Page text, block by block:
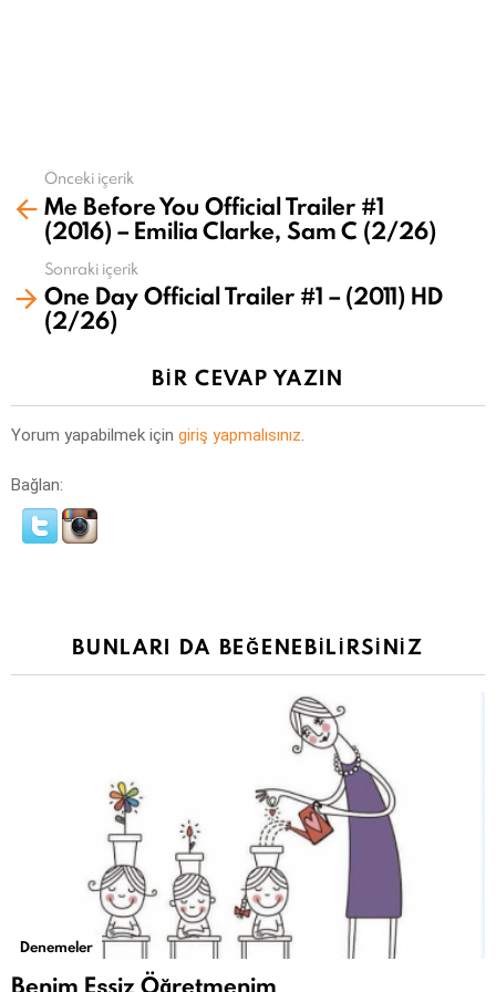
Daha
fazla
Önceki içerik
Me Before You Official Trailer #1
(2016) – Emilia Clarke, Sam C (2/26)
Sonraki içerik
One Day Official Trailer #1 – (2011) HD
(2/26)
BIR CEVAP YAZIN
Yorum yapabilmek için giriş yapmalısınız.
Bağlan:
BUNLARI DA BEĞENEBILIRSINIZ
Denemeler